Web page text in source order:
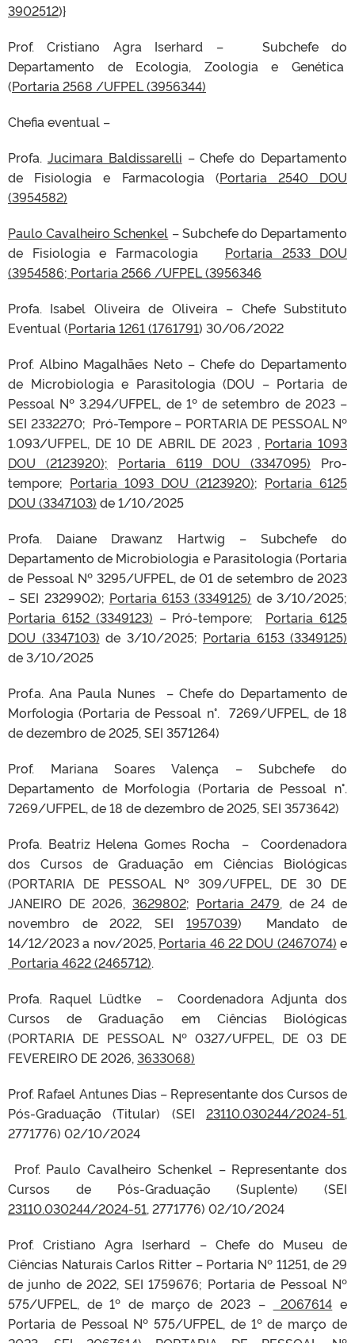
3902512)}
Prof. Cristiano Agra Iserhard – Subchefe do
Departamento de Ecologia, Zoologia e Genética
(Portaria 2568 /UFPEL (3956344)
Chefia eventual –
Profa. Jucimara Baldissarelli – Chefe do Departamento
de Fisiologia e Farmacologia (Portaria 2540 DOU
(3954582)
Paulo Cavalheiro Schenkel – Subchefe do Departamento
de Fisiologia e Farmacologia Portaria 2533 DOU
(3954586; Portaria 2566 /UFPEL (3956346
Profa. Isabel Oliveira de Oliveira – Chefe Substituto
Eventual (Portaria 1261 (1761791) 30/06/2022
Prof. Albino Magalhães Neto – Chefe do Departamento
de Microbiologia e Parasitologia (DOU – Portaria de
Pessoal Nº 3.294/UFPEL, de 1º de setembro de 2023 –
SEI 2332270; Pró-Tempore – PORTARIA DE PESSOAL Nº
1.093/UFPEL, DE 10 DE ABRIL DE 2023 , Portaria 1093
DOU (2123920);
Portaria 6119 DOU (3347095) Pro-
tempore; Portaria 1093 DOU (2123920); Portaria 6125
DOU (3347103) de 1/10/2025
Profa. Daiane Drawanz Hartwig – Subchefe do
Departamento de Microbiologia e Parasitologia (Portaria
de Pessoal Nº 3295/UFPEL, de 01 de setembro de 2023
– SEI 2329902); Portaria 6153 (3349125) de 3/10/2025;
Portaria 6152 (3349123) – Pró-tempore; Portaria 6125
DOU (3347103) de 3/10/2025; Portaria 6153 (3349125)
de 3/10/2025
Prof.a. Ana Paula Nunes – Chefe do Departamento de
Morfologia (Portaria de Pessoal n°. 7269/UFPEL, de 18
de dezembro de 2025, SEI 3571264)
Prof. Mariana Soares Valença – Subchefe do
Departamento de Morfologia (Portaria de Pessoal n°.
7269/UFPEL, de 18 de dezembro de 2025, SEI 3573642)
Profa. Beatriz Helena Gomes Rocha – Coordenadora
dos Cursos de Graduação em Ciências Biológicas
(PORTARIA DE PESSOAL Nº 309/UFPEL, DE 30 DE
JANEIRO DE 2026, 3629802; Portaria 2479, de 24 de
novembro de 2022, SEI 1957039) Mandato de
14/12/2023 a nov/2025, Portaria 46 22 DOU (2467074) e
Portaria 4622 (2465712).
Profa. Raquel Lüdtke – Coordenadora Adjunta dos
Cursos de Graduação em Ciências Biológicas
(PORTARIA DE PESSOAL Nº 0327/UFPEL, DE 03 DE
FEVEREIRO DE 2026, 3633068)
Prof. Rafael Antunes Dias – Representante dos Cursos de
Pós-Graduação (Titular) (SEI 23110.030244/2024-51,
2771776) 02/10/2024
Prof. Paulo Cavalheiro Schenkel – Representante dos
Cursos de Pós-Graduação (Suplente) (SEI
23110.030244/2024-51, 2771776) 02/10/2024
Prof. Cristiano Agra Iserhard – Chefe do Museu de
Ciências Naturais Carlos Ritter – Portaria Nº 11251, de 29
de junho de 2022, SEI 1759676; Portaria de Pessoal Nº
575/UFPEL, de 1º de março de 2023 –
2067614 e
Portaria de Pessoal Nº 575/UFPEL, de 1º de março de